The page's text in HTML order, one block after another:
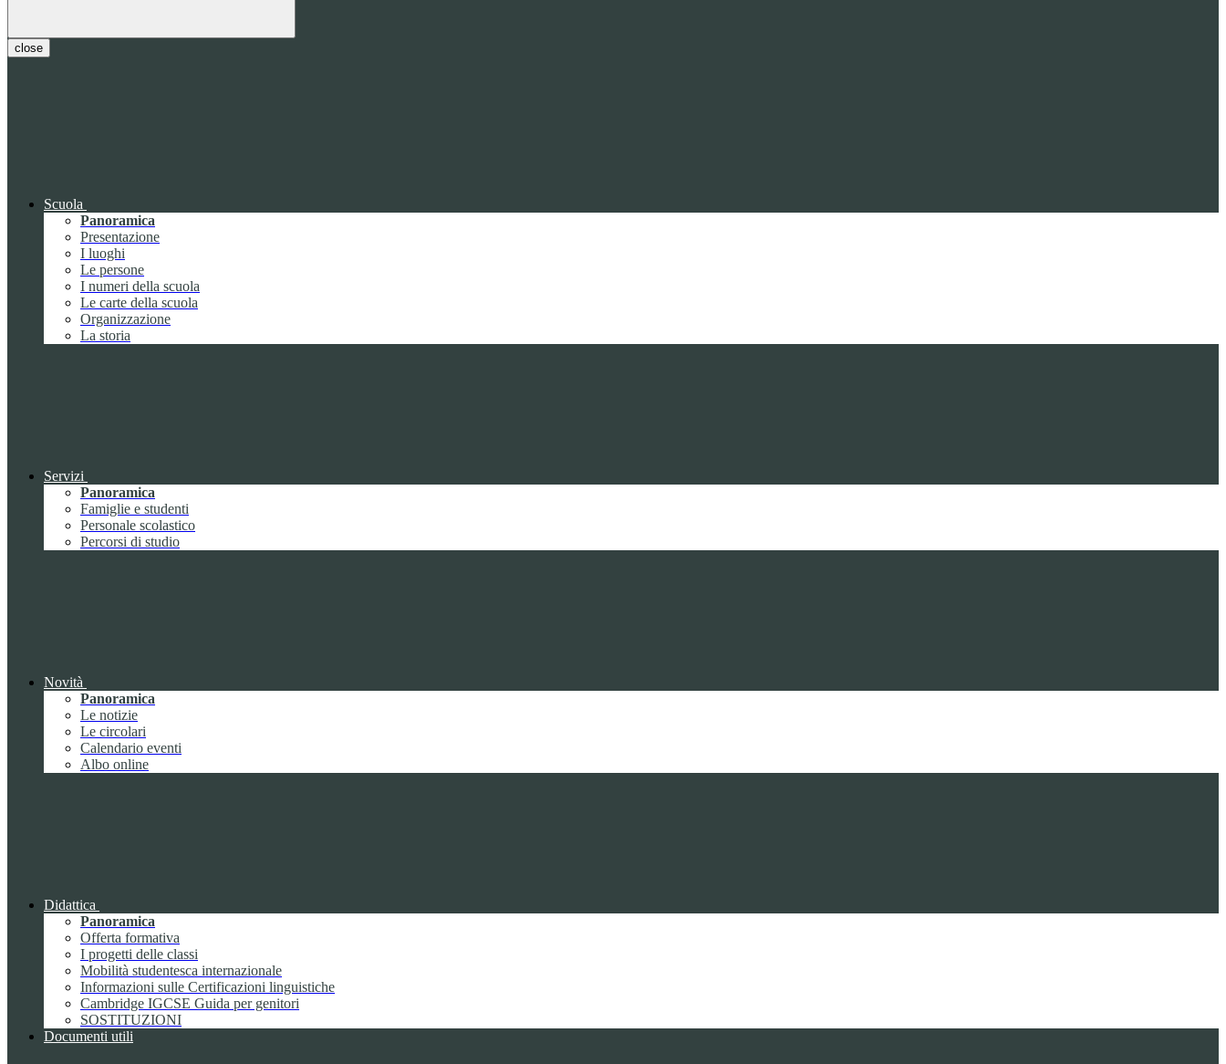
close
Scuola
Panoramica
Presentazione
I luoghi
Le persone
I numeri della scuola
Le carte della scuola
Organizzazione
La storia
Servizi
Panoramica
Famiglie e studenti
Personale scolastico
Percorsi di studio
Novità
Panoramica
Le notizie
Le circolari
Calendario eventi
Albo online
Didattica
Panoramica
Offerta formativa
I progetti delle classi
Mobilità studentesca internazionale
Informazioni sulle Certificazioni linguistiche
Cambridge IGCSE Guida per genitori
SOSTITUZIONI
Documenti utili